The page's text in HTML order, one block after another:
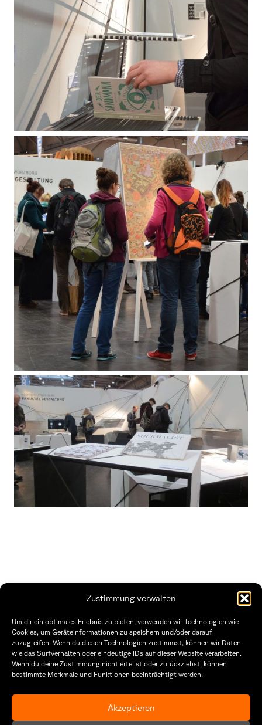
Zustimmung verwalten
Um dir ein optimales Erlebnis zu bieten, verwenden wir Technologien wie
Cookies, um Geräteinformationen zu speichern und/oder darauf
zuzugreifen. Wenn du diesen Technologien zustimmst, können wir Daten
wie das Surfverhalten oder eindeutige IDs auf dieser Website verarbeiten.
Wenn du deine Zustimmung nicht erteilst oder zurückziehst, können
bestimmte Merkmale und Funktionen beeinträchtigt werden.
Akzeptieren
Technische Hochschule
Würzburg-Schweinfurt
Sanderheinrichsleitenweg 20
97074 Würzburg
Öffnungszeiten Dekanat
Montag – Freitag
8:30 – 12:00
Dienstag & Donnerstag
8:30 – 15:30